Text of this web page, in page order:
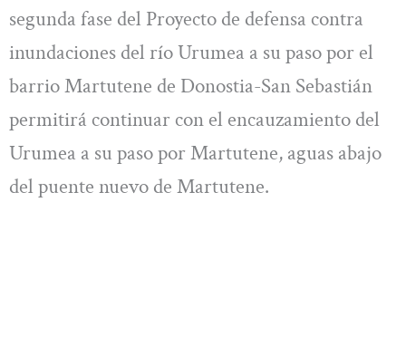
segunda fase del Proyecto de defensa contra
inundaciones del río Urumea a su paso por el
barrio Martutene de Donostia-San Sebastián
permitirá continuar con el encauzamiento del
Urumea a su paso por Martutene, aguas abajo
del puente nuevo de Martutene.